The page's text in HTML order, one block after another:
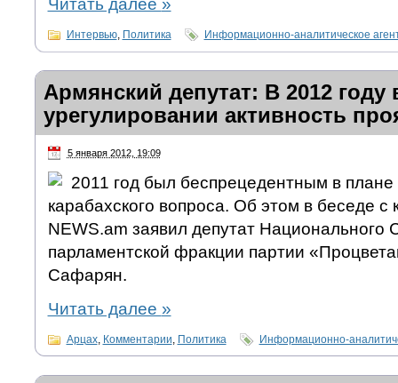
Читать далее »
Интервью, Политика Информационно-аналитическое
Армянский депутат: В 2012 году
урегулировании активность
5 января 2012, 19:09
2011 год был беспрецедентным в плане
карабахского вопроса. Об этом в беседе с
NEWS.am заявил депутат Национального
парламентской фракции партии
Сафарян.
Читать далее »
Арцах, Комментарии, Политика Информационно-